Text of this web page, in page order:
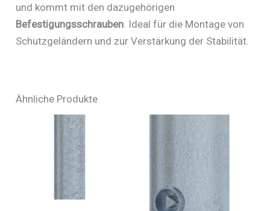
und kommt mit den dazugehörigen
Befestigungsschrauben . Ideal für die Montage von
Schutzgeländern und zur Verstärkung der Stabilität.
Ähnliche Produkte